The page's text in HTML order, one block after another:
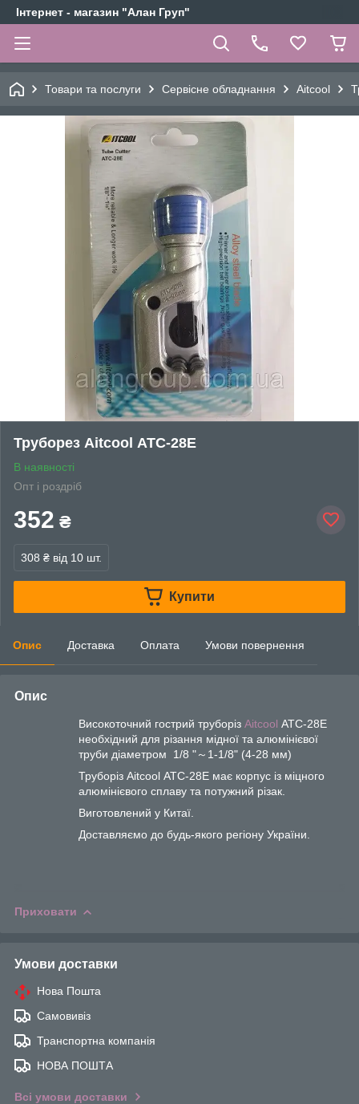
Інтернет - магазин "Алан Груп"
Товари та послуги Сервісне обладнання Aitcool
Труборез Aitcool АТС-28E
В наявності
Опт і роздріб
352 ₴
308 ₴ від 10 шт.
Купити
Опис Доставка Оплата Умови повернення
Опис
Високоточний гострий труборіз Aitcool АТС-28Е
необхідний для різання мідної та алюмінієвої
труби діаметром 1/8 "～1-1/8" (4-28 мм)
Труборіз Aitcool АТС-28Е має корпус із міцного
алюмінієвого сплаву та потужний різак.
Виготовлений у Китаї.
Доставляємо до будь-якого регіону України.
Приховати
Умови доставки
Нова Пошта
Самовивіз
Транспортна компанія
НОВА ПОШТА
Всі умови доставки